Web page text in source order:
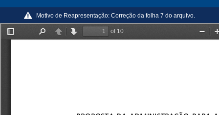
Motivo de Reapresentação: Correção da folha 7 do arquivo.